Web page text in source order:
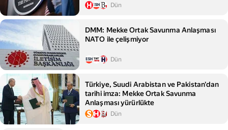
Dün
DMM: Mekke Ortak Savunma Anlaşması
NATO ile çelişmiyor
Dün
Türkiye, Suudi Arabistan ve Pakistan'dan
tarihi imza: Mekke Ortak Savunma
Anlaşması yürürlükte
Dün